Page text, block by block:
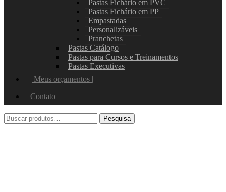
Pastas Fichário em PVC
Pastas Fichário em PP
Empastadas
Personalizáveis
Pranchetas
Pastas Catálogo
Pastas para Cursos e Treinamentos
Pastas Executivas
| Meus orçamentos |
Contato